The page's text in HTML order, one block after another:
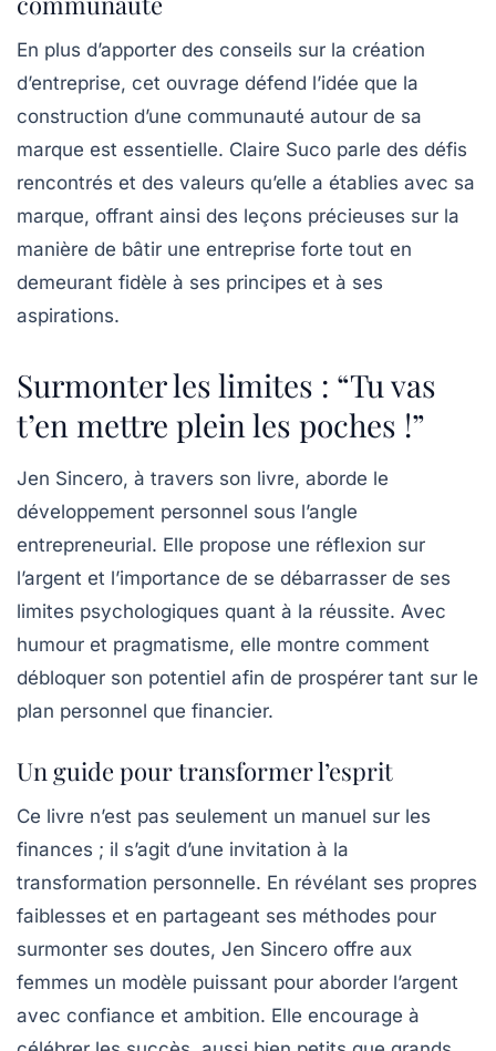
En plus d’apporter des conseils sur la création
d’entreprise, cet ouvrage défend l’idée que la
construction d’une communauté autour de sa
marque est essentielle. Claire Suco parle des défis
rencontrés et des valeurs qu’elle a établies avec sa
marque, offrant ainsi des leçons précieuses sur la
manière de bâtir une entreprise forte tout en
demeurant fidèle à ses principes et à ses
aspirations.
Surmonter les limites : “Tu vas
t’en mettre plein les poches !”
Jen Sincero, à travers son livre, aborde le
développement personnel sous l’angle
entrepreneurial. Elle propose une réflexion sur
l’argent et l’importance de se débarrasser de ses
limites psychologiques quant à la réussite. Avec
humour et pragmatisme, elle montre comment
débloquer son potentiel afin de prospérer tant sur le
plan personnel que financier.
Un guide pour transformer l’esprit
Ce livre n’est pas seulement un manuel sur les
finances ; il s’agit d’une invitation à la
transformation personnelle. En révélant ses propres
faiblesses et en partageant ses méthodes pour
surmonter ses doutes, Jen Sincero offre aux
femmes un modèle puissant pour aborder l’argent
avec confiance et ambition. Elle encourage à